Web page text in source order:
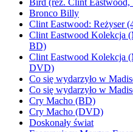
Bird (reż. Clint Eastwood,
Bronco Billy
Clint Eastwood: Reżyser
Clint Eastwood Kolekcja
BD)
Clint Eastwood Kolekcja
DVD)
Co się wydarzyło w
Co się wydarzyło w
Cry Macho (BD)
Cry Macho (DVD)
Doskonały świat